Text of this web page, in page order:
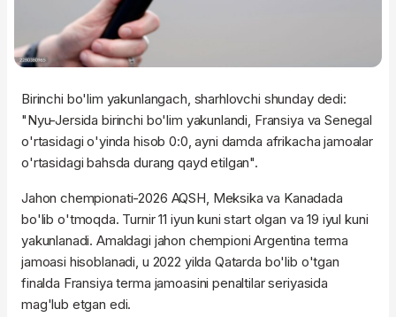
Birinchi bo'lim yakunlangach, sharhlovchi shunday dedi:
"Nyu-Jersida birinchi bo'lim yakunlandi, Fransiya va Senegal
o'rtasidagi o'yinda hisob 0:0, ayni damda afrikacha jamoalar
o'rtasidagi bahsda durang qayd etilgan".
Jahon chempionati-2026 AQSH, Meksika va Kanadada
bo'lib o'tmoqda. Turnir 11 iyun kuni start olgan va 19 iyul kuni
yakunlanadi. Amaldagi jahon chempioni Argentina terma
jamoasi hisoblanadi, u 2022 yilda Qatarda bo'lib o'tgan
finalda Fransiya terma jamoasini penaltilar seriyasida
mag'lub etgan edi.